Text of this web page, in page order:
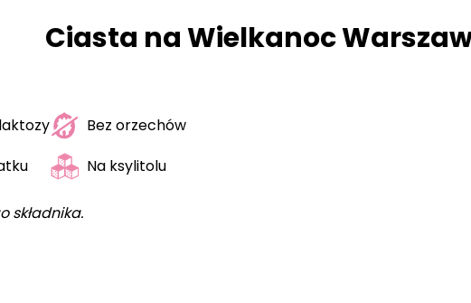
Ciasta na Wielkanoc
Bez orzechów
Na ksylitolu
składnika.